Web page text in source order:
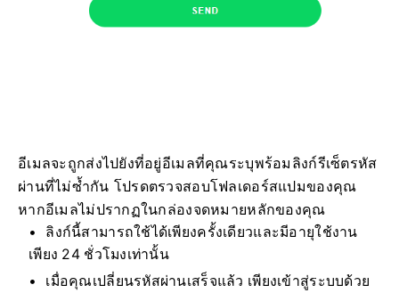
อีเมลจะถูกส่งไปยังที่อยู่อีเมลที่คุณระบุพร้อมลิงก์รีเซ็ตรหัส
ผ่านที่ไม่ซ้ำกัน โปรดตรวจสอบโฟลเดอร์สแปมของคุณ
หากอีเมลไม่ปรากฏในกล่องจดหมายหลักของคุณ
ลิงก์นี้สามารถใช้ได้เพียงครั้งเดียวและมีอายุใช้งาน
เพียง 24 ชั่วโมงเท่านั้น
เมื่อคุณเปลี่ยนรหัสผ่านเสร็จแล้ว เพียงเข้าสู่ระบบด้วย